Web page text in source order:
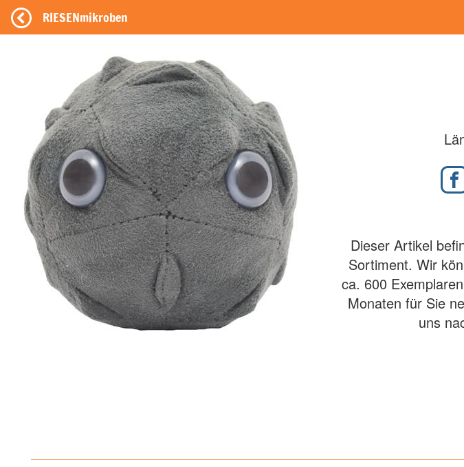
RIESENmikroben
Dieser Artikel
Sortiment. Wir
ca. 600
Monaten für Sie
uns